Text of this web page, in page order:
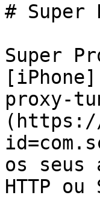
# Super
Super
proxy-
os seus
HTTP ou